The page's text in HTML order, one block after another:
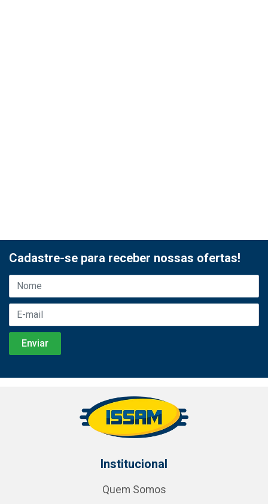
Cadastre-se para receber nossas ofertas!
Institucional
Quem Somos